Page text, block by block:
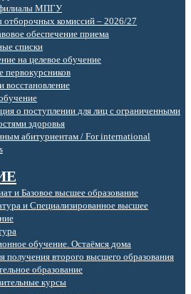
МПГУ
отборочных комиссий – 2026/27
обеспечение приема
списки
на целевое обучение
первокурсников
восстановление
о поступлении для лиц с ограниченными
здоровья
абитуриентам / For international
и Базовое высшее образование
и Специализированное высшее
обучение. Остаёмся дома
получения второго высшего образования
образование
курсы